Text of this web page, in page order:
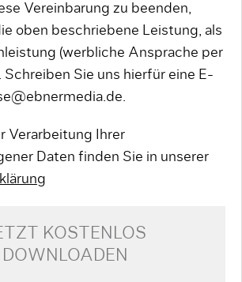
Vereinbarung zu beenden,
oben beschriebene Leistung, als
(werbliche Ansprache per
Schreiben Sie uns hierfür eine E-
Verarbeitung Ihrer
Daten finden Sie in unserer
KOSTENLOS
DOWNLOADEN